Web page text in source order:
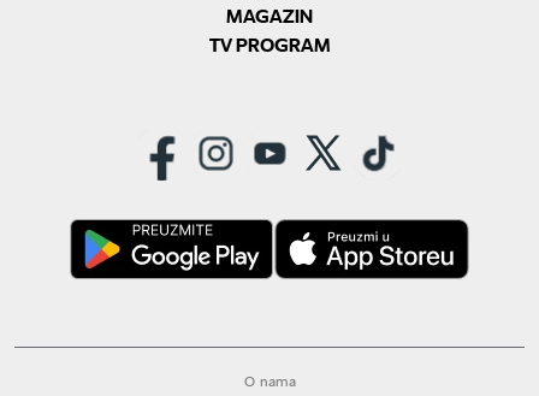
MAGAZIN
TV PROGRAM
O nama